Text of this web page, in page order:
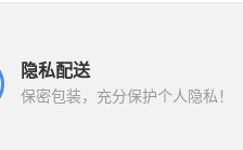
隐私配送
保密包装，充分保护个人隐私！